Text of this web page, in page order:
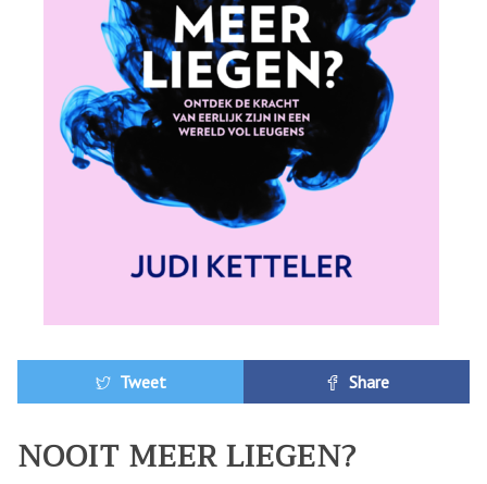
Tweet Share
NOOIT MEER LIEGEN?